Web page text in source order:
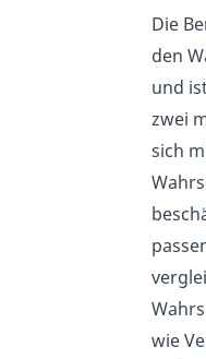
Die
den
und
zwei
sich
wie